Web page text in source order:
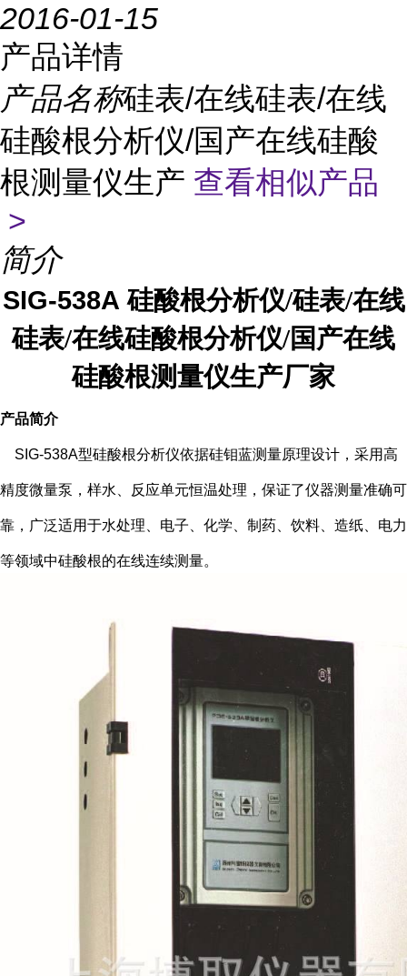
2016-01-15
产品详情
产品名称硅表/在线硅表/在线
硅酸根分析仪/国产在线硅酸
根测量仪生产 查看相似产品
>
简介
SIG-538A硅酸根分析仪/硅表/在线
硅表/在线硅酸根分析仪/国产在线
硅酸根测量仪生产厂家
产品简介
SIG-538A型硅酸根分析仪依据硅钼蓝测量原理设计，采用高
精度微量泵，样水、反应单元恒温处理，保证了仪器测量准确可
靠，广泛适用于水处理、电子、化学、制药、饮料、造纸、电力
等领域中硅酸根的在线连续测量。